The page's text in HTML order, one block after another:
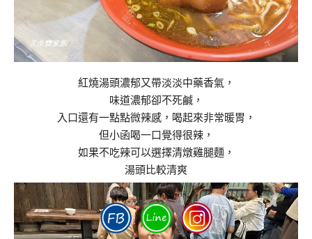
紅燒湯頭濃郁又帶淡淡中藥香氣，
味道濃郁卻不死鹹，
入口還有一點點微辣感，喝起來非常暖胃，
但小函喝一口覺得很辣，
如果不吃辣可以選擇清燉雞腿麵，
湯頭比較清爽